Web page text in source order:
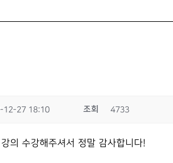
12-27 18:10 조회 4733
의 수강해주셔서 정말 감사합니다!